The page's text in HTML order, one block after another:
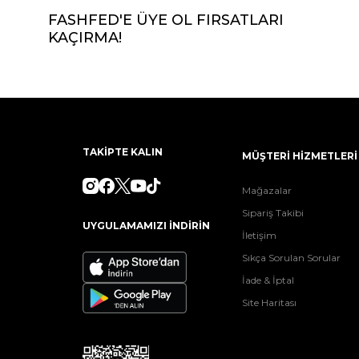
FASHFED'E ÜYE OL FIRSATLARI
KAÇIRMA!
TAKİPTE KALIN
UYGULAMAMIZI İNDİRİN
MÜŞTERİ HİZMETLERİ
Mağazalar
Sipariş Takibi
İletişim
Sıkça Sorulan Sorular
İade & İptal
Site Haritası